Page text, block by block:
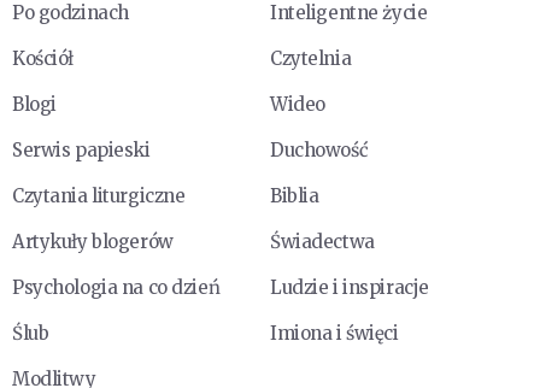
Po godzinach
Inteligentne życie
Kościół
Czytelnia
Blogi
Wideo
Serwis papieski
Duchowość
Czytania liturgiczne
Biblia
Artykuły blogerów
Świadectwa
Psychologia na co dzień
Ludzie i inspiracje
Ślub
Imiona i święci
Modlitwy